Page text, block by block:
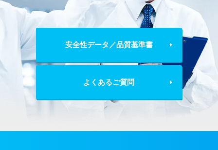
安全性データ／品質基準書
よくあるご質問